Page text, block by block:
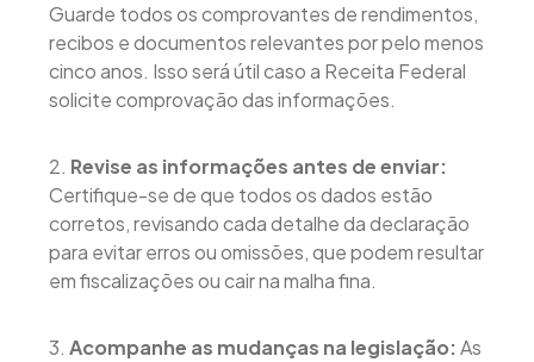
Guarde todos os comprovantes de rendimentos,
recibos e documentos relevantes por pelo menos
cinco anos. Isso será útil caso a Receita Federal
solicite comprovação das informações.
2. Revise as informações antes de enviar:
Certifique-se de que todos os dados estão
corretos, revisando cada detalhe da declaração
para evitar erros ou omissões, que podem resultar
em fiscalizações ou cair na malha fina.
3. Acompanhe as mudanças na legislação:As